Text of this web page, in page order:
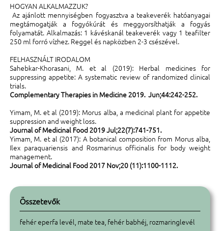
HOGYAN ALKALMAZZUK?
Az ajánlott mennyiségben fogyasztva a teakeverék hatóanyagai
megtámogatják a fogyókúrát és meggyorsíthatják a fogyás
folyamatát. Alkalmazás: 1 kávéskanál teakeverék vagy 1 teafilter
250 ml forró vízhez. Reggel és napközben 2-3 csészével.
FELHASZNÁLT IRODALOM
Sahebkar-Khorasani, M. et al (2019): Herbal medicines for
suppressing appetite: A systematic review of randomized clinical
trials.
Complementary Therapies in Medicine 2019. Jun;44:242-252.
Yimam, M. et al (2019): Morus alba, a medicinal plant for appetite
suppression and weight loss.
Journal of Medicinal Food 2019 Jul;22(7):741-751.
Yimam, M. et al (2017): A botanical composition from Morus alba,
Ilex paraquariensis and Rosmarinus officinalis for body weight
management.
Journal of Medicinal Food 2017 Nov;20 (11):1100-1112.
Összetevők
fehér eperfa levél, mate tea, fehér babhéj, rozmaringlevél